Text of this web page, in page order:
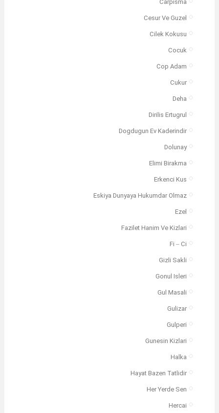
Carpisma
Cesur Ve Guzel
Cilek Kokusu
Cocuk
Cop Adam
Cukur
Deha
Dirilis Ertugrul
Dogdugun Ev Kaderindir
Dolunay
Elimi Birakma
Erkenci Kus
Eskiya Dunyaya Hukumdar Olmaz
Ezel
Fazilet Hanim Ve Kizlari
Fi – Ci
Gizli Sakli
Gonul Isleri
Gul Masali
Gulizar
Gulperi
Gunesin Kizlari
Halka
Hayat Bazen Tatlidir
Her Yerde Sen
Hercai